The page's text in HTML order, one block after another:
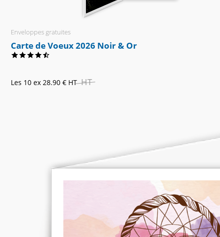
Enveloppes gratuites
Carte de Voeux 2026 Noir & Or
Les 10 ex 28.90 € HT HT